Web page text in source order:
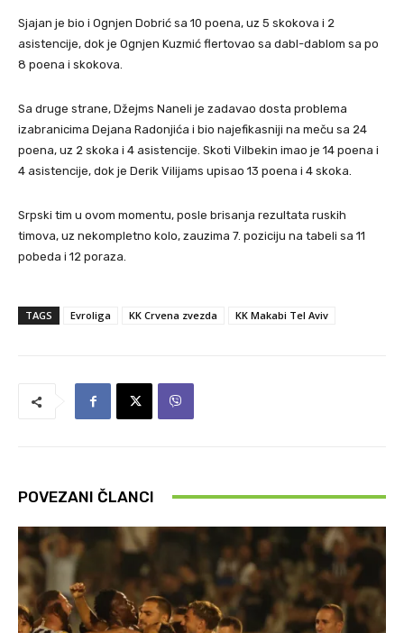
Sjajan je bio i Ognjen Dobrić sa 10 poena, uz 5 skokova i 2
asistencije, dok je Ognjen Kuzmić flertovao sa dabl-dablom sa po
8 poena i skokova.
Sa druge strane, Džejms Naneli je zadavao dosta problema
izabranicima Dejana Radonjića i bio najefikasniji na meču sa 24
poena, uz 2 skoka i 4 asistencije. Skoti Vilbekin imao je 14 poena i
4 asistencije, dok je Derik Vilijams upisao 13 poena i 4 skoka.
Srpski tim u ovom momentu, posle brisanja rezultata ruskih
timova, uz nekompletno kolo, zauzima 7. poziciju na tabeli sa 11
pobeda i 12 poraza.
TAGS Evroliga KK Crvena zvezda KK Makabi Tel Aviv
POVEZANI ČLANCI